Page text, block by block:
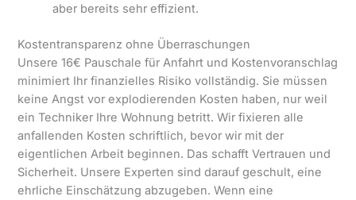
aber bereits sehr effizient.
Kostentransparenz ohne Überraschungen
Unsere 16€ Pauschale für Anfahrt und Kostenvoranschlag
minimiert Ihr finanzielles Risiko vollständig. Sie müssen
keine Angst vor explodierenden Kosten haben, nur weil
ein Techniker Ihre Wohnung betritt. Wir fixieren alle
anfallenden Kosten schriftlich, bevor wir mit der
eigentlichen Arbeit beginnen. Das schafft Vertrauen und
Sicherheit. Unsere Experten sind darauf geschult, eine
ehrliche Einschätzung abzugeben. Wenn eine